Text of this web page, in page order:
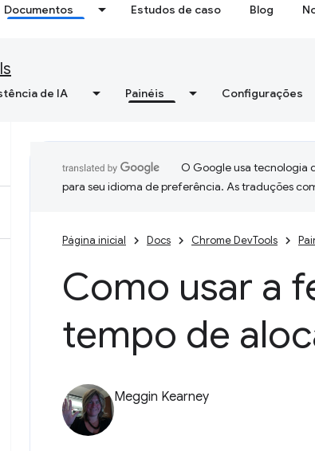
Documentos Estudos de caso Blog
de IA Painéis Configurações
O Google usa tecnologia
para seu idioma de preferência. As traduções
Página inicial Docs Chrome DevTools
Como usar a
tempo de
Meggin Kearney